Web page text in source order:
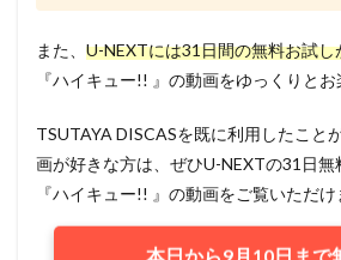
また、 U-NEXTには31日間の無料お試し
『ハイキュー!! 』の動画をゆっくりとお
TSUTAYA DISCASを既に利用したこと
画が好きな方は、ぜひU-NEXTの31日
『ハイキュー!! 』の動画をご覧いただけ
本日から9月10日まで